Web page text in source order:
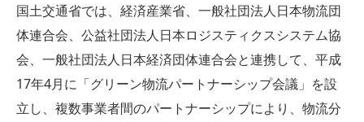
国土交通省では、経済産業省、一般社団法人日本物流団
体連合会、公益社団法人日本ロジスティクスシステム協
会、一般社団法人日本経済団体連合会と連携して、平成
17年4月に「グリーン物流パートナーシップ会議」を設
立し、複数事業者間のパートナーシップにより、物流分